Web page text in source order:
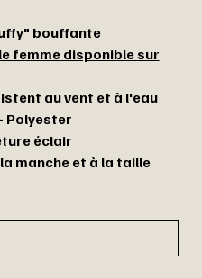
bouffante
femme disponible sur
au vent et à l'eau
Polyester
éclair
manche et à la taille